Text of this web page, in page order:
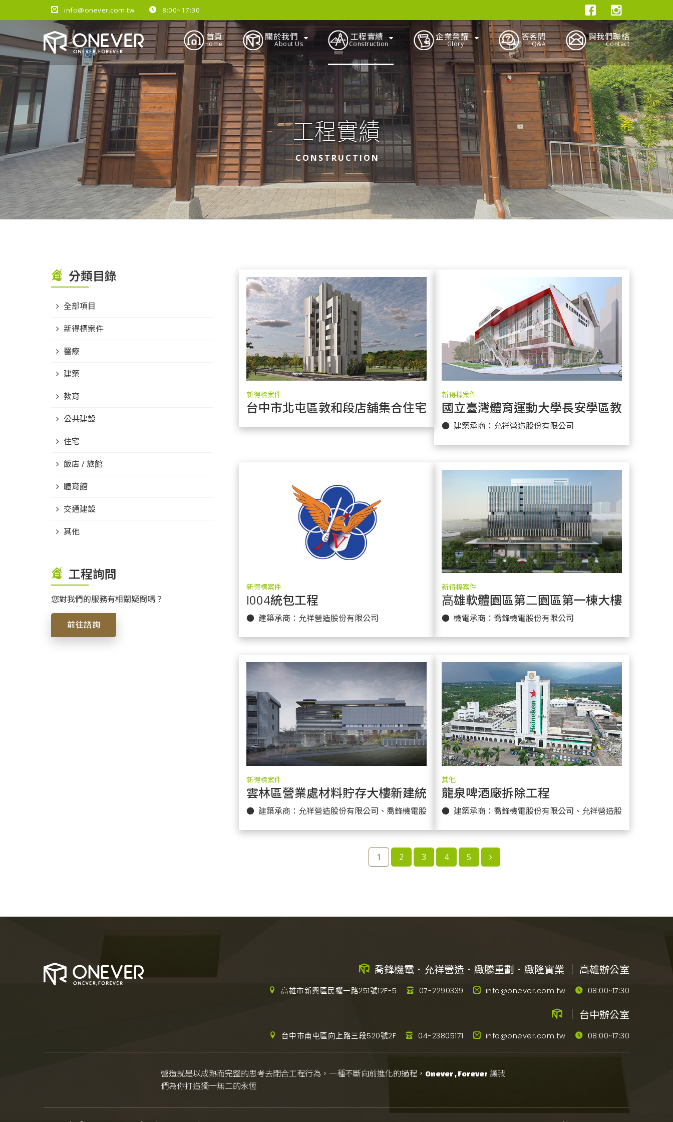
info@onever.com.tw 8:00~17:30
首頁
Home
關於我們
About Us
工程實績
Construction
企業榮耀
Glory
答客問
Q&A
與我們聯絡
Contact
工程實績
CONSTRUCTION
新得標案件
台中市北屯區敦和段店舖集合住宅新建工程
更多實績
新得標案件
國立臺灣體育運動大學長安學區教學館新
● 建築承商：允祥營造股份有限公司
更多實績
新得標案件
I004統包工程
● 建築承商：允祥營造股份有限公司 更多實績
新得標案件
⾼雄軟體園區第⼆園區第⼀棟⼤樓興建統
● 機電承商：喬鋒機電股份有限公司
更多實績
新得標案件
雲林區營業處材料貯存大樓新建統包工程
● 建築承商：允祥營造股份有限公司、喬鋒機電股份有限公司 更多實績
其他
龍泉啤酒廠拆除工程
● 建築承商：喬鋒機電股份有限公司、允祥營造股份有限公司
1 2 3 4 5
分類目錄
全部項目
新得標案件
醫療
建築
教育
公共建設
住宅
飯店 / 旅館
體育館
交通建設
其他
工程詢問
您對我們的服務有相關疑問嗎？
前往諮詢
喬鋒機電．允祥營造．緻騰重劃．緻隆實業 ｜ 高雄辦公室
高雄市新興區民權一路251號12F-5 07-2290339 info@onever.com.tw 08:00~17:30
｜ 台中辦公室
台中市南屯區向上路三段520號2F 04-23805171 info@onever.com.tw 08:00~17:30
營造就是以成熟而完整的思考去閉合工程行為，一種不斷向前進化的過程， Onever , Forever 讓我
們為你打造獨一無二的永恆